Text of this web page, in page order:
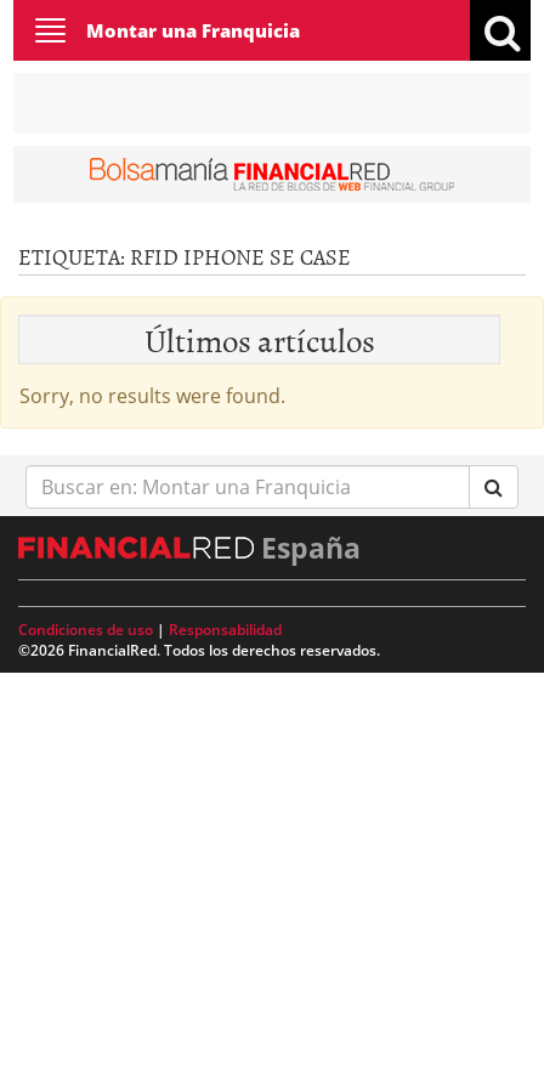
Toggle
navigation
Montar una Franquicia
ETIQUETA: RFID IPHONE SE CASE
Últimos artículos
Sorry, no results were found.
Buscar
en:
España
Condiciones de uso | Responsabilidad
©2026 FinancialRed. Todos los derechos reservados.